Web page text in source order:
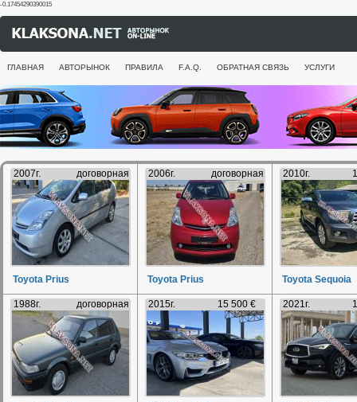
-0.17454290390015
ГЛАВНАЯ АВТОРЫНОК ПРАВИЛА F.A.Q. ОБРАТНАЯ СВЯЗЬ УСЛУГИ
2007г. договорная
Toyota Prius
2006г. договорная
Toyota Prius
2010г.
Toyota Sequoia
1988г. договорная 2015г. 15 500 € 2021г.